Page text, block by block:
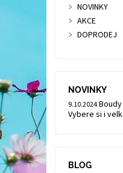
NOVINKY
AKCE
DOPRODEJ
NOVINKY
9.10.2024
Vybere si i
BLOG